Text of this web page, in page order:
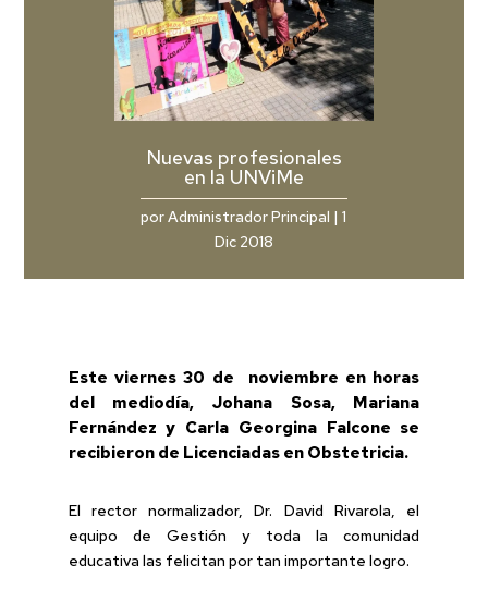
Nuevas profesionales
en la UNViMe
porAdministrador Principal |1
Dic 2018
Este viernes 30 de noviembre en horas
del mediodía, Johana Sosa, Mariana
Fernández y Carla Georgina Falcone se
recibieron de Licenciadas en Obstetricia.
El rector normalizador, Dr. David Rivarola, el
equipo de Gestión y toda la comunidad
educativa las felicitan por tan importante logro.